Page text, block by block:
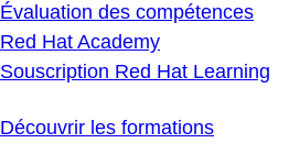
Évaluation des compétences
Red Hat Academy
Souscription Red Hat Learning
Découvrir les formations